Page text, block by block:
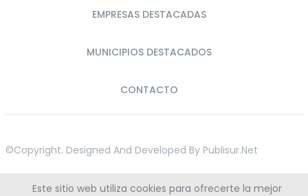
EMPRESAS DESTACADAS
MUNICIPIOS DESTACADOS
CONTACTO
©copyright. Designed And Developed By Publisur.net
Este sitio web utiliza cookies para ofrecerte la mejor